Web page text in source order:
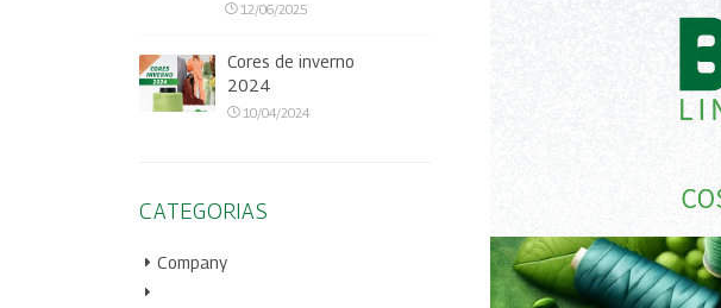
12/06/2025
Cores de inverno
2024
10/04/2024
CATEGORIAS
Company